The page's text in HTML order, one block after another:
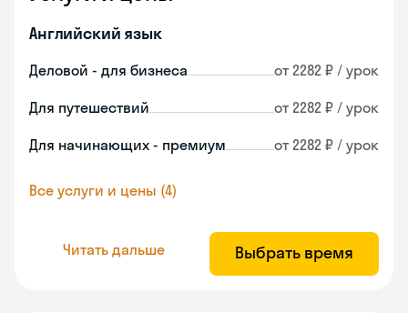
Английский язык
Деловой - для бизнеса от 2282 ₽ / урок
Для путешествий от 2282 ₽ / урок
Для начинающих - премиум от 2282 ₽ / урок
Все услуги и цены (4)
Читать дальше Выбрать время